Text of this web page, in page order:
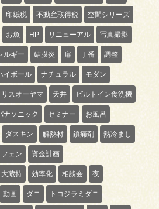
印紙税 不動産取得税 空間シリーズ
お魚 HP リニューアル 写真撮影
ルギー 結膜炎 扉 丁番 調整
イボール ナチュラル モダン
リスオーヤマ 天井 ビルトイン食洗機
ナソニック セミナー お風呂
ダスキン 解熱材 鎮痛剤 熱冷まし
ェン 資金計画
大蔵持 効率化 相談会 夜
動画 ダニ トコジラミダニ